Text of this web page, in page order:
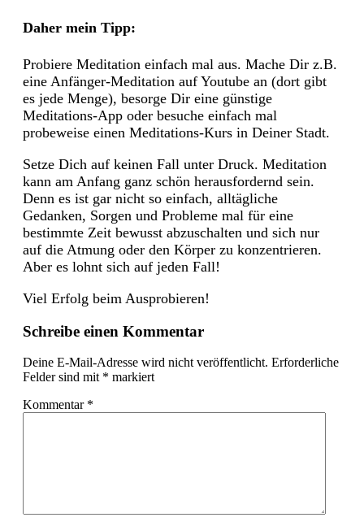
Daher mein Tipp:
Probiere Meditation einfach mal aus. Mache Dir z.B.
eine Anfänger-Meditation auf Youtube an (dort gibt
es jede Menge), besorge Dir eine günstige
Meditations-App oder besuche einfach mal
probeweise einen Meditations-Kurs in Deiner Stadt.
Setze Dich auf keinen Fall unter Druck. Meditation
kann am Anfang ganz schön herausfordernd sein.
Denn es ist gar nicht so einfach, alltägliche
Gedanken, Sorgen und Probleme mal für eine
bestimmte Zeit bewusst abzuschalten und sich nur
auf die Atmung oder den Körper zu konzentrieren.
Aber es lohnt sich auf jeden Fall!
Viel Erfolg beim Ausprobieren!
Schreibe einen Kommentar
Deine E-Mail-Adresse wird nicht veröffentlicht. Erforderliche
Felder sind mit * markiert
Kommentar *